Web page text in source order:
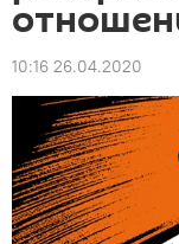
10:16 26.04.2020